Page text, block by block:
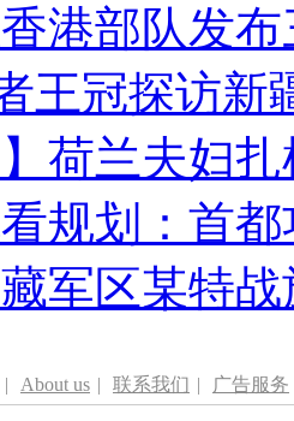
港部队发
王冠探访新
】荷兰夫妇
规划：首
军区某特
| About us | 联系我们 | 广告服务